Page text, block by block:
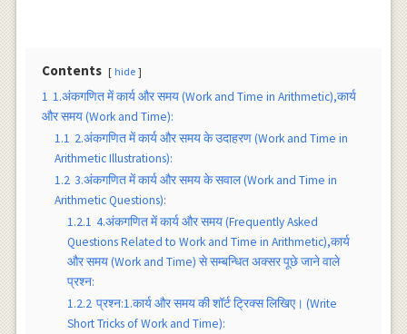
Contents hide
1 1.अंकगणित में कार्य और समय (Work and Time in Arithmetic),कार्य
और समय (Work and Time):
1.1 2.अंकगणित में कार्य और समय के उदाहरण (Work and Time in
Arithmetic Illustrations):
1.2 3.अंकगणित में कार्य और समय के सवाल (Work and Time in
Arithmetic Questions):
1.2.1 4.अंकगणित में कार्य और समय (Frequently Asked
Questions Related to Work and Time in Arithmetic),कार्य
और समय (Work and Time) से सम्बन्धित अक्सर पूछे जाने वाले
प्रश्न:
1.2.2 प्रश्न:1.कार्य और समय की शाॅर्ट ट्रिक्स लिखिए। (Write
Short Tricks of Work and Time):